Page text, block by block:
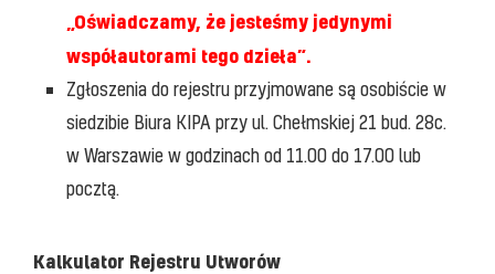
„Oświadczamy, że jesteśmy jedynymi
współautorami tego dzieła”.
Zgłoszenia do rejestru przyjmowane są osobiście w
siedzibie Biura KIPA przy ul. Chełmskiej 21 bud. 28c.
w Warszawie w godzinach od 11.00 do 17.00 lub
pocztą.
Kalkulator Rejestru Utworów